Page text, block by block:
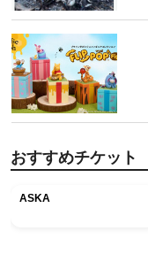
おすすめチケット
ASKA